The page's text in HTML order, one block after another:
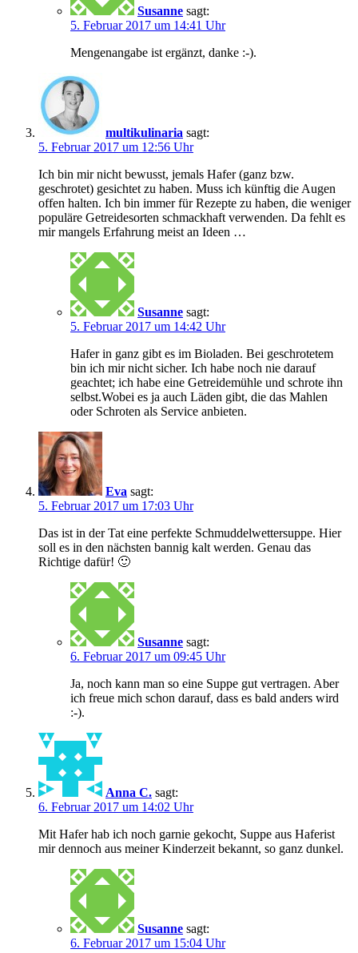
Susanne sagt:
5. Februar 2017 um 14:41 Uhr
Mengenangabe ist ergänzt, danke :-).
multikulinaria sagt:
5. Februar 2017 um 12:56 Uhr
Ich bin mir nicht bewusst, jemals Hafer (ganz bzw.
geschrotet) gesichtet zu haben. Muss ich künftig die Augen
offen halten. Ich bin immer für Rezepte zu haben, die weniger
populäre Getreidesorten schmackhaft verwenden. Da fehlt es
mir mangels Erfahrung meist an Ideen …
Susanne sagt:
5. Februar 2017 um 14:42 Uhr
Hafer in ganz gibt es im Bioladen. Bei geschrotetem
bin ich mir nicht sicher. Ich habe noch nie darauf
geachtet; ich habe eine Getreidemühle und schrote ihn
selbst.Wobei es ja auch Läden gibt, die das Mahlen
oder Schroten als Service anbieten.
Eva sagt:
5. Februar 2017 um 17:03 Uhr
Das ist in der Tat eine perfekte Schmuddelwettersuppe. Hier
soll es in den nächsten bannig kalt werden. Genau das
Richtige dafür! 🙂
Susanne sagt:
6. Februar 2017 um 09:45 Uhr
Ja, noch kann man so eine Suppe gut vertragen. Aber
ich freue mich schon darauf, dass es bald anders wird
:-).
Anna C. sagt:
6. Februar 2017 um 14:02 Uhr
Mit Hafer hab ich noch garnie gekocht, Suppe aus Haferist
mir dennoch aus meiner Kinderzeit bekannt, so ganz dunkel.
Susanne sagt:
6. Februar 2017 um 15:04 Uhr